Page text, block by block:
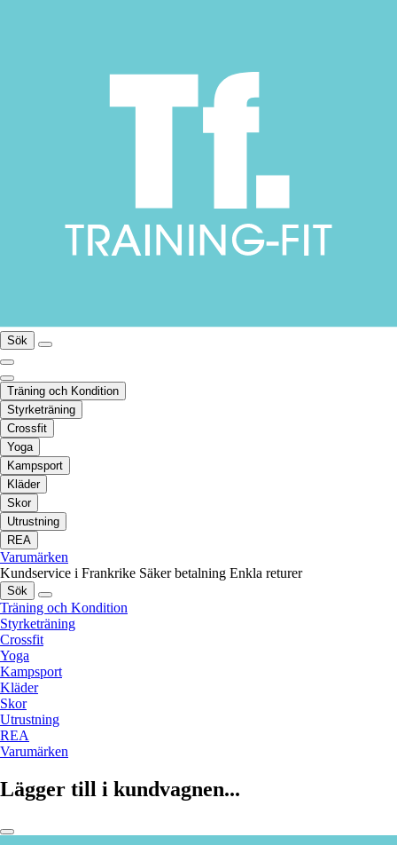
Sök
Träning och Kondition
Styrketräning
Crossfit
Yoga
Kampsport
Kläder
Skor
Utrustning
REA
Varumärken
Kundservice i Frankrike Säker betalning Enkla returer
Sök
Träning och Kondition
Styrketräning
Crossfit
Yoga
Kampsport
Kläder
Skor
Utrustning
REA
Varumärken
Lägger till i kundvagnen...